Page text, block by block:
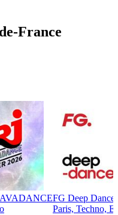
France
FG Deep Dance
Paris, Techno,